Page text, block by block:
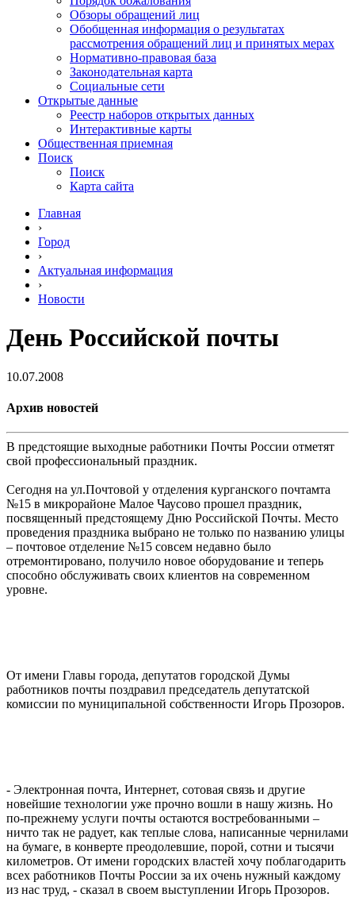
Обзоры обращений лиц
Обобщенная информация о результатах
рассмотрения обращений лиц и принятых мерах
Нормативно-правовая база
Законодательная карта
Социальные сети
Открытые данные
Реестр наборов открытых данных
Интерактивные карты
Общественная приемная
Поиск
Поиск
Карта сайта
Главная
›
Город
›
Актуальная информация
›
Новости
День Российской почты
10.07.2008
Архив новостей
В предстоящие выходные работники Почты России отметят
свой профессиональный праздник.
Сегодня на ул.Почтовой у отделения курганского почтамта
№15 в микрорайоне Малое Чаусово прошел праздник,
посвященный предстоящему Дню Российской Почты. Место
проведения праздника выбрано не только по названию улицы
– почтовое отделение №15 совсем недавно было
отремонтировано, получило новое оборудование и теперь
способно обслуживать своих клиентов на современном
уровне.
От имени Главы города, депутатов городской Думы
работников почты поздравил председатель депутатской
комиссии по муниципальной собственности Игорь Прозоров.
- Электронная почта, Интернет, сотовая связь и другие
новейшие технологии уже прочно вошли в нашу жизнь. Но
по-прежнему услуги почты остаются востребованными –
ничто так не радует, как теплые слова, написанные чернилами
на бумаге, в конверте преодолевшие, порой, сотни и тысячи
километров. От имени городских властей хочу поблагодарить
всех работников Почты России за их очень нужный каждому
из нас труд, - сказал в своем выступлении Игорь Прозоров.